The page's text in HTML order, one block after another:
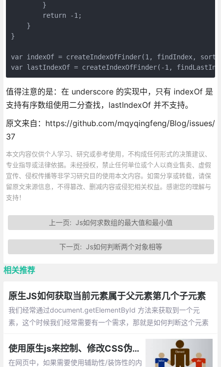
        }
        return -1;
    }
}
var indexOf = createIndexOfFinder(1, findIndex,
var lastIndexOf = createIndexOfFinder(-1,
值得注意的是：在 underscore 的实现中，只有 indexOf 是
支持有序数组使用二分查找，lastIndexOf 并不支持。
原文来自：https://github.com/mqyqingfeng/Blog/issues/
37
本文内容仅供个人学习、研究或参考使用，不构成任何形式的决策建议、
专业指导或法律依据。未经授权，禁止任何单位或个人以商业售卖、虚假
宣传、侵权传播等非学习研究目的使用本文内容。如需分享或转载，请保
留原文来源信息，不得篡改、删减内容或侵犯相关权益。感谢您的理解与
支持！
上一页:Js如何求数组的最大值和最小值
下一页:Js如何判断两个对象相等
相关推荐
原生JS如何获取当前元素属于父元素第几个子元素
我们经常通过document.getElementById 方法来获取到一个元
素，这个时候我们经常需要有一个需求，那就是如何判断这个元素
previousSibling 属性，额外需要注意的是该属性会遍历text节点，
即回车键。
使用原生js来控制、修改CSS伪元素的方法总汇, 例如:before和:after
在网页中，如果需要使用辅助性/装饰性的内